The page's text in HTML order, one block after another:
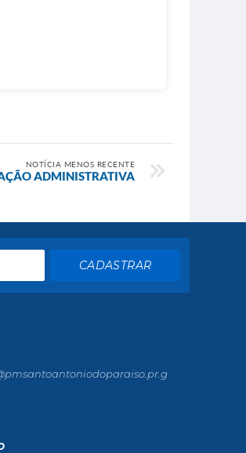
NOTÍCIA MENOS RECENTE
ADMINISTRATIVA
CADASTRAR